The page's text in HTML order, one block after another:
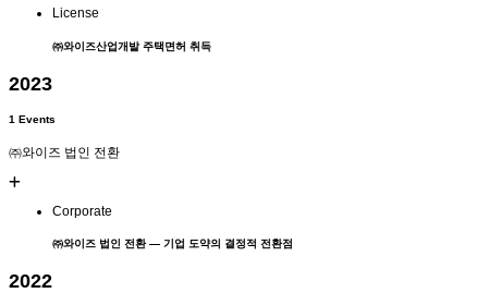
License
㈜와이즈산업개발주택면허 취득
2023
1 Events
㈜와이즈 법인 전환
Corporate
㈜와이즈 법인 전환— 기업 도약의 결정적 전환점
2022